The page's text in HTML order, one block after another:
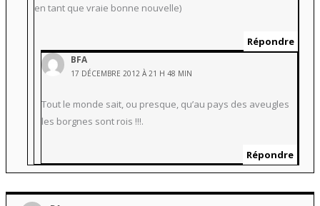
en tant que vraie bonne nouvelle)
Répondre
BFA
17 DÉCEMBRE 2012 À 21 H 48 MIN
Tout le monde sait, ou presque, qu’au pays des aveugles
les borgnes sont rois !!!.
Répondre